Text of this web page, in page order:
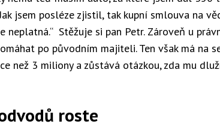
jsem posléze zjistil, tak kupní smlouva na
neplatná.“ Stěžuje si pan Petr. Zároveň u
po původním majiteli. Ten však má na
než 3 miliony a zůstává otázkou, zda mu
roste